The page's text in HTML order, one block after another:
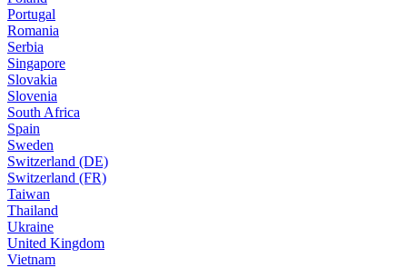
Portugal
Romania
Serbia
Singapore
Slovakia
Slovenia
South Africa
Spain
Sweden
Switzerland (DE)
Switzerland (FR)
Taiwan
Thailand
Ukraine
United Kingdom
Vietnam